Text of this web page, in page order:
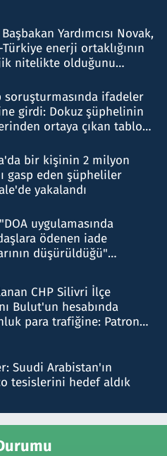
Yardımcısı Novak,
Türkiye enerji ortaklığının
nitelikte olduğunu
soruşturmasında ifadeler
girdi: Dokuz şüphelinin
ortaya çıkan tablo
bir kişinin 2 milyon
gasp eden şüpheliler
yakalandı
uygulamasında
ödenen iade
düşürüldüğü"
CHP Silivri İlçe
Bulut'un hesabında
para trafiğine: Patron
Suudi Arabistan'ın
tesislerini hedef aldık